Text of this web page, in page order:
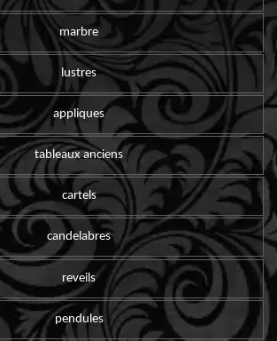
marbre
lustres
appliques
tableaux anciens
cartels
candelabres
reveils
pendules